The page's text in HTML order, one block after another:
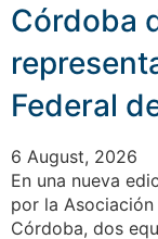
Córdoba
Federal
6 August, 2026
En una nueva
por la
Córdoba, dos